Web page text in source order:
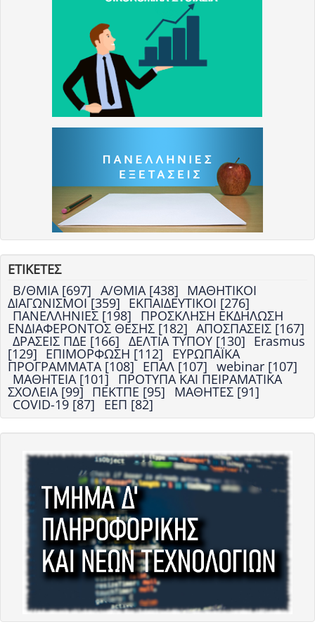
ΕΤΙΚΕΤΕΣ
Β/ΘΜΙΑ [697] Α/ΘΜΙΑ [438] ΜΑΘΗΤΙΚΟΙ
ΔΙΑΓΩΝΙΣΜΟΙ [359] ΕΚΠΑΙΔΕΥΤΙΚΟΙ [276]
ΠΑΝΕΛΛΗΝΙΕΣ [198] ΠΡΟΣΚΛΗΣΗ ΕΚΔΗΛΩΣΗ
ΕΝΔΙΑΦΕΡΟΝΤΟΣ ΘΕΣΗΣ [182] ΑΠΟΣΠΑΣΕΙΣ [167]
ΔΡΑΣΕΙΣ ΠΔΕ [166] ΔΕΛΤΙΑ ΤΥΠΟΥ [130] Erasmus
[129] ΕΠΙΜΟΡΦΩΣΗ [112] ΕΥΡΩΠΑΪΚΑ
ΠΡΟΓΡΑΜΜΑΤΑ [108] ΕΠΑΛ [107] webinar [107]
ΜΑΘΗΤΕΙΑ [101] ΠΡΟΤΥΠΑ ΚΑΙ ΠΕΙΡΑΜΑΤΙΚΑ
ΣΧΟΛΕΙΑ [99] ΠΕΚΤΠΕ [95] ΜΑΘΗΤΕΣ [91]
COVID-19 [87] ΕΕΠ [82]